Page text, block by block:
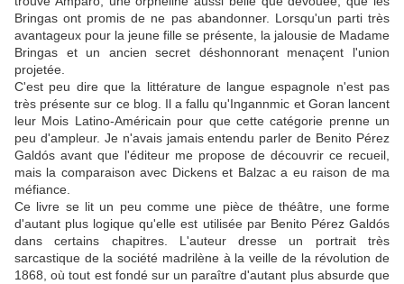
Bringas ont promis de ne pas abandonner. Lorsqu'un parti très
avantageux pour la jeune fille se présente, la jalousie de Madame
Bringas et un ancien secret déshonnorant menaçent l'union
projetée.
C'est peu dire que la littérature de langue espagnole n'est pas
très présente sur ce blog. Il a fallu qu'Ingannmic et Goran lancent
leur Mois Latino-Américain pour que cette catégorie prenne un
peu d'ampleur. Je n'avais jamais entendu parler de Benito Pérez
Galdós avant que l'éditeur me propose de découvrir ce recueil,
mais la comparaison avec Dickens et Balzac a eu raison de ma
méfiance.
Ce livre se lit un peu comme une pièce de théâtre, une forme
d'autant plus logique qu'elle est utilisée par Benito Pérez Galdós
dans certains chapitres. L'auteur dresse un portrait très
sarcastique de la société madrilène à la veille de la révolution de
1868, où tout est fondé sur un paraître d'autant plus absurde que